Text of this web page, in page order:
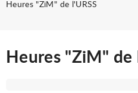
Heures "ZiM" de l'URSS
Heures "ZiM" de